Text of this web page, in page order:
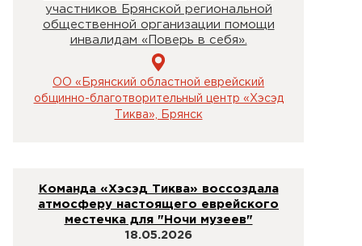
участников Брянской региональной
общественной организации помощи
инвалидам «Поверь в себя».
ОО «Брянский областной еврейский
общинно-благотворительный центр «Хэсэд
Тиква», Брянск
Команда «Хэсэд Тиква» воссоздала
атмосферу настоящего еврейского
местечка для "Ночи музеев"
18.05.2026